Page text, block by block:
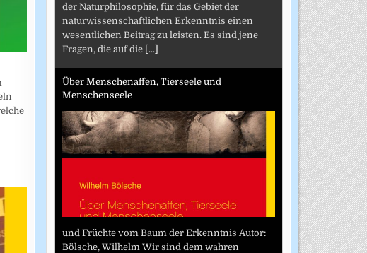
der Naturphilosophie, für das Gebiet der
naturwissenschaftlichen Erkenntnis einen
wesentlichen Beitrag zu leisten. Es sind jene
Fragen, die auf die [...]
Über Menschenaffen, Tierseele und
Menschenseele
und Früchte vom Baum der Erkenntnis Autor:
Bölsche, Wilhelm Wir sind dem wahren